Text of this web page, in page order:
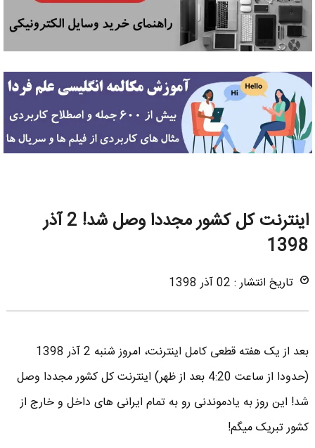
اینترنت کل کشور مجددا وصل شد! 2 آذر
1398
تاریخ انتشار : 02 آذر 1398
بعد از یک هفته قطعی کامل اینترنت، امروز شنبه 2 آذر 1398
(حدودا از ساعت 4:20 بعد از ظهر) اینترنت کل کشور مجددا وصل
شد! این روز به یادموندنی رو به تمام ایرانی های داخل و خارج از
کشور تبریک میگم!